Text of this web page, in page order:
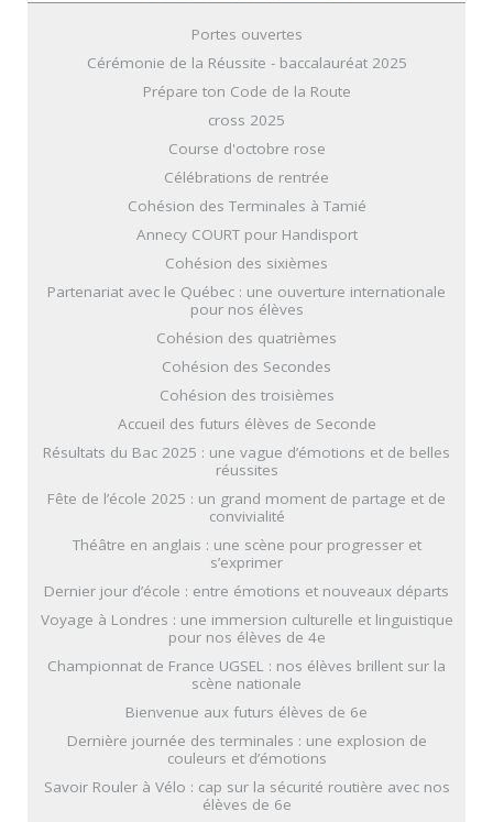
Portes ouvertes
Cérémonie de la Réussite - baccalauréat 2025
Prépare ton Code de la Route
cross 2025
Course d'octobre rose
Célébrations de rentrée
Cohésion des Terminales à Tamié
Annecy COURT pour Handisport
Cohésion des sixièmes
Partenariat avec le Québec : une ouverture internationale
pour nos élèves
Cohésion des quatrièmes
Cohésion des Secondes
Cohésion des troisièmes
Accueil des futurs élèves de Seconde
Résultats du Bac 2025 : une vague d’émotions et de belles
réussites
Fête de l’école 2025 : un grand moment de partage et de
convivialité
Théâtre en anglais : une scène pour progresser et
s’exprimer
Dernier jour d’école : entre émotions et nouveaux départs
Voyage à Londres : une immersion culturelle et linguistique
pour nos élèves de 4e
Championnat de France UGSEL : nos élèves brillent sur la
scène nationale
Bienvenue aux futurs élèves de 6e
Dernière journée des terminales : une explosion de
couleurs et d’émotions
Savoir Rouler à Vélo : cap sur la sécurité routière avec nos
élèves de 6e